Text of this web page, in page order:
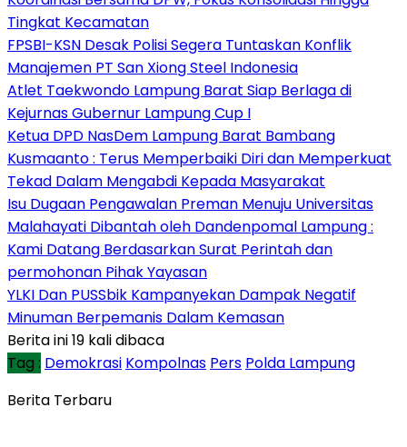
Tingkat Kecamatan
FPSBI-KSN Desak Polisi Segera Tuntaskan Konflik
Manajemen PT San Xiong Steel Indonesia
Atlet Taekwondo Lampung Barat Siap Berlaga di
Kejurnas Gubernur Lampung Cup I
Ketua DPD NasDem Lampung Barat Bambang
Kusmaanto : Terus Memperbaiki Diri dan Memperkuat
Tekad Dalam Mengabdi Kepada Masyarakat
Isu Dugaan Pengawalan Preman Menuju Universitas
Malahayati Dibantah oleh Dandenpomal Lampung :
Kami Datang Berdasarkan Surat Perintah dan
permohonan Pihak Yayasan
YLKI Dan PUSSbik Kampanyekan Dampak Negatif
Minuman Berpemanis Dalam Kemasan
Berita ini 19 kali dibaca
Tag : Demokrasi Kompolnas Pers Polda Lampung
Berita Terbaru